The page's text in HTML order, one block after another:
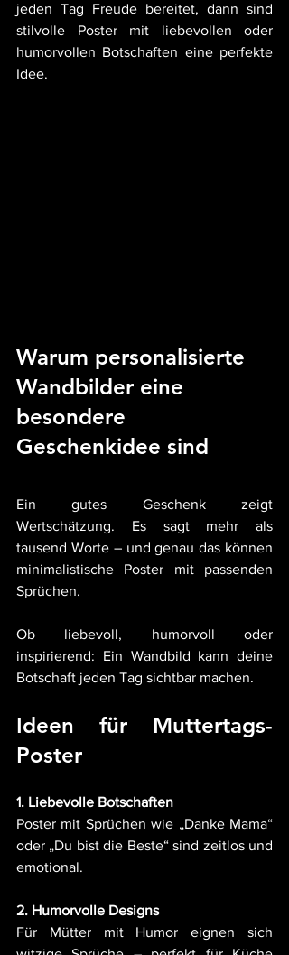
jeden Tag Freude bereitet, dann sind
stilvolle Poster mit liebevollen oder
humorvollen Botschaften eine perfekte
Idee.
Warum personalisierte
Wandbilder eine
besondere
Geschenkidee sind
Ein gutes Geschenk zeigt
Wertschätzung. Es sagt mehr als
tausend Worte – und genau das können
minimalistische Poster mit passenden
Sprüchen.
Ob liebevoll, humorvoll oder
inspirierend: Ein Wandbild kann deine
Botschaft jeden Tag sichtbar machen.
Ideen für Muttertags-
Poster
1. Liebevolle Botschaften
Poster mit Sprüchen wie „Danke Mama“
oder „Du bist die Beste“ sind zeitlos und
emotional.
2. Humorvolle Designs
Für Mütter mit Humor eignen sich